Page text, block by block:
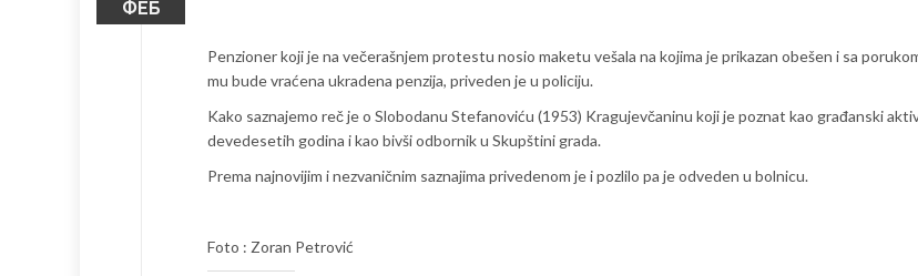
ФЕБ
Penzioner koji je na večerašnjem protestu nosio maketu vešala na kojima je prikazan obešen i sa
mu bude vraćena ukradena penzija, priveden je u policiju.
Kako saznajemo reč je o Slobodanu Stefanoviću (1953) Kragujevčaninu koji je poznat kao građanski
devedesetih godina i kao bivši odbornik u Skupštini grada.
Prema najnovijim i nezvaničnim saznajima privedenom je i pozlilo pa je odveden u bolnicu.
Foto : Zoran Petrović